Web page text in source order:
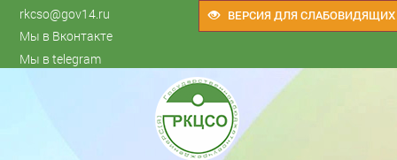
ВЕРСИЯ ДЛЯ СЛАБОВИДЯЩИХ
rkcso@gov14.ru
Мы в Вконтакте
Мы в telegram